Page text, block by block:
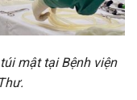
mật tại Bệnh viện